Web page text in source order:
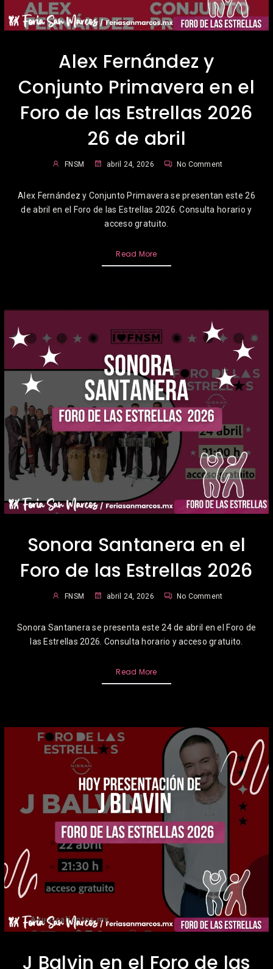
Alex Fernández y
Conjunto Primavera en el
Foro de las Estrellas 2026
26 de abril
FNSM abril 24, 2026 No Comment
Alex Fernández y Conjunto Primavera se presentan este 26
de abril en el Foro de las Estrellas 2026. Consulta horario y
acceso gratuito.
Read More
Sonora Santanera en el
Foro de las Estrellas 2026
FNSM abril 24, 2026 No Comment
Sonora Santanera se presenta este 24 de abril en el Foro de
las Estrellas 2026. Consulta horario y acceso gratuito.
Read More
J Balvin en el Foro de las